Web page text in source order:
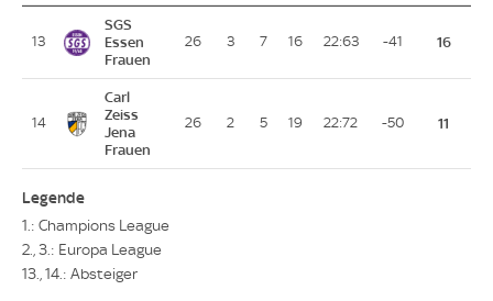
13
SGS
Essen
Frauen
26 3 7 16 22:63 -41 16
14
Carl
Zeiss
Jena
Frauen
26 2 5 19 22:72 -50 11
Legende
1.: Champions League
2., 3.: Europa League
13., 14.: Absteiger